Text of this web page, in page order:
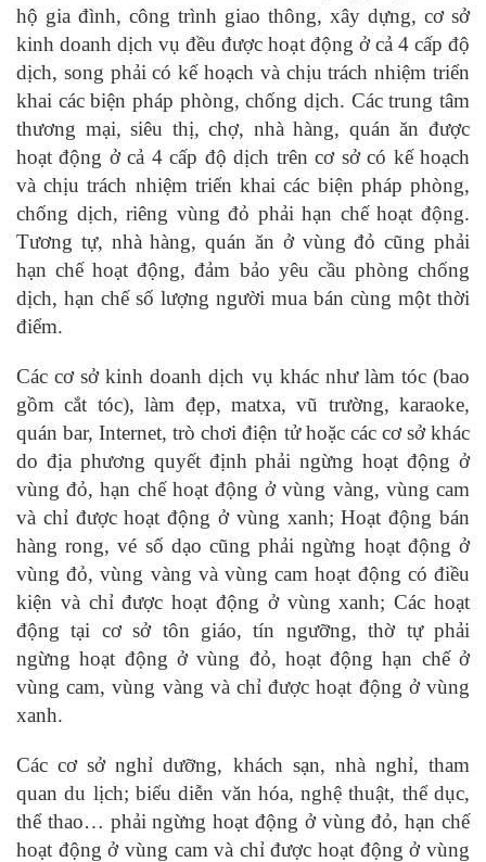
hộ gia đình, công trình giao thông, xây dựng, cơ sở
kinh doanh dịch vụ đều được hoạt động ở cả 4 cấp độ
dịch, song phải có kế hoạch và chịu trách nhiệm triển
khai các biện pháp phòng, chống dịch. Các trung tâm
thương mại, siêu thị, chợ, nhà hàng, quán ăn được
hoạt động ở cả 4 cấp độ dịch trên cơ sở có kế hoạch
và chịu trách nhiệm triển khai các biện pháp phòng,
chống dịch, riêng vùng đỏ phải hạn chế hoạt động.
Tương tự, nhà hàng, quán ăn ở vùng đỏ cũng phải
hạn chế hoạt động, đảm bảo yêu cầu phòng chống
dịch, hạn chế số lượng người mua bán cùng một thời
điểm.
Các cơ sở kinh doanh dịch vụ khác như làm tóc (bao
gồm cắt tóc), làm đẹp, matxa, vũ trường, karaoke,
quán bar, Internet, trò chơi điện tử hoặc các cơ sở khác
do địa phương quyết định phải ngừng hoạt động ở
vùng đỏ, hạn chế hoạt động ở vùng vàng, vùng cam
và chỉ được hoạt động ở vùng xanh; Hoạt động bán
hàng rong, vé số dạo cũng phải ngừng hoạt động ở
vùng đỏ, vùng vàng và vùng cam hoạt động có điều
kiện và chỉ được hoạt động ở vùng xanh; Các hoạt
động tại cơ sở tôn giáo, tín ngưỡng, thờ tự phải
ngừng hoạt động ở vùng đỏ, hoạt động hạn chế ở
vùng cam, vùng vàng và chỉ được hoạt động ở vùng
xanh.
Các cơ sở nghỉ dưỡng, khách sạn, nhà nghỉ, tham
quan du lịch; biểu diễn văn hóa, nghệ thuật, thể dục,
thể thao… phải ngừng hoạt động ở vùng đỏ, hạn chế
hoạt động ở vùng cam và chỉ được hoạt động ở vùng